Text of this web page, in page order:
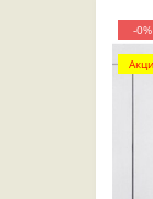
-0%